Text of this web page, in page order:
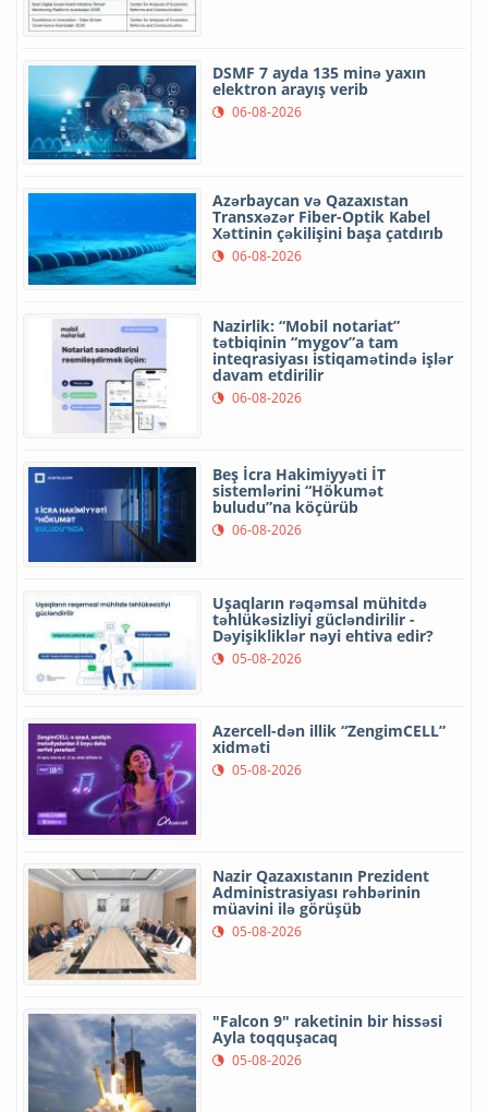
DSMF 7 ayda 135 minə yaxın
elektron arayış verib
06-08-2026
Azərbaycan və Qazaxıstan
Transxəzər Fiber-Optik Kabel
Xəttinin çəkilişini başa çatdırıb
06-08-2026
Nazirlik: “Mobil notariat”
tətbiqinin “mygov”a tam
inteqrasiyası istiqamətində işlər
davam etdirilir
06-08-2026
Beş İcra Hakimiyyəti İT
sistemlərini “Hökumət
buludu”na köçürüb
06-08-2026
Uşaqların rəqəmsal mühitdə
təhlükəsizliyi gücləndirilir -
Dəyişikliklər nəyi ehtiva edir?
05-08-2026
Azercell-dən illik “ZengimCELL”
xidməti
05-08-2026
Nazir Qazaxıstanın Prezident
Administrasiyası rəhbərinin
müavini ilə görüşüb
05-08-2026
"Falcon 9" raketinin bir hissəsi
Ayla toqquşacaq
05-08-2026